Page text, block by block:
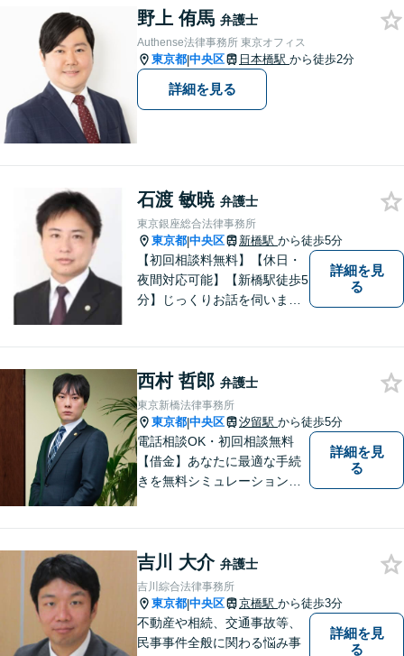
さい。最大の味方としてじっ
くりお話をお伺いします。
【粘り強い交渉が強み】
野上 侑馬 弁護士
Authense法律事務所 東京オフィス
東京都|中央区 日本橋駅 から徒歩2分
詳細を見る
石渡 敏暁 弁護士
東京銀座総合法律事務所
東京都|中央区 新橋駅 から徒歩5分
【初回相談料無料】【休日・
夜間対応可能】【新橋駅徒歩5
分】じっくりお話を伺いま
詳細を見
る
西村 哲郎 弁護士
東京新橋法律事務所
東京都|中央区 汐留駅 から徒歩5分
電話相談OK・初回相談無料
【借金】あなたに最適な手続
きを無料シミュレーション
完全個室】夜間や休日のご相
談に対応可能
詳細を見
る
吉川 大介 弁護士
吉川綜合法律事務所
東京都|中央区 京橋駅 から徒歩3分
不動産や相続、交通事故等、
民事事件全般に関わる悩み事
詳細を見
る